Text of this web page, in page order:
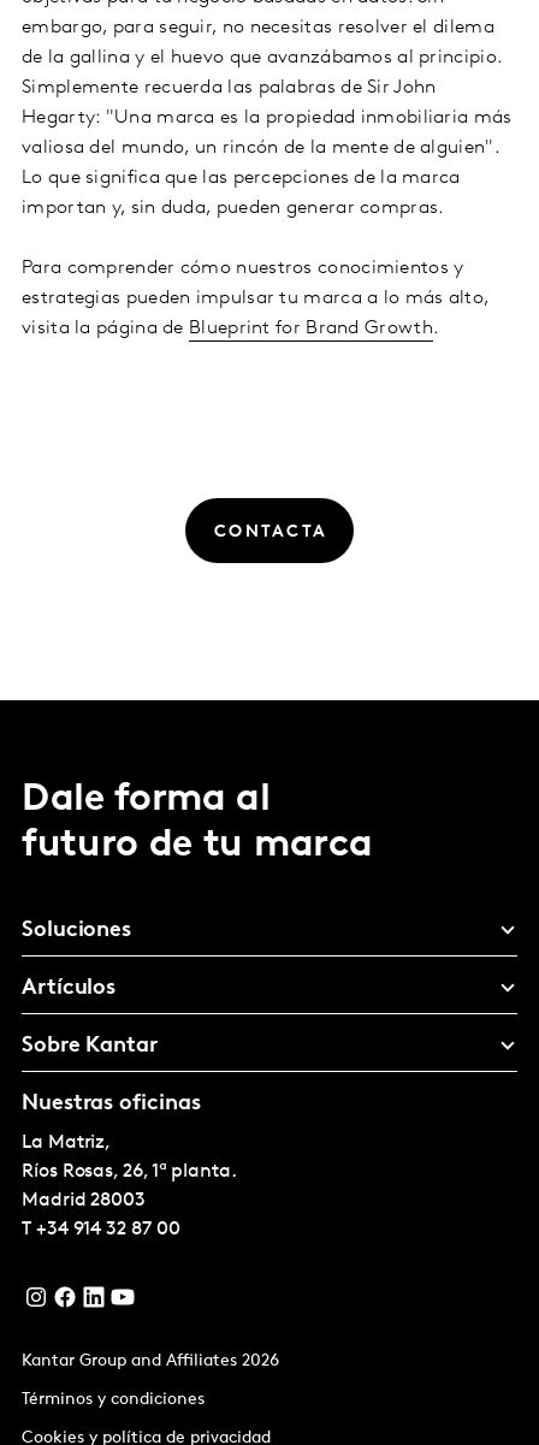
embargo, para seguir, no necesitas resolver el dilema
de la gallina y el huevo que avanzábamos al principio.
Simplemente recuerda las palabras de Sir John
Hegarty: "Una marca es la propiedad inmobiliaria más
valiosa del mundo, un rincón de la mente de alguien".
Lo que significa que las percepciones de la marca
importan y, sin duda, pueden generar compras.
Para comprender cómo nuestros conocimientos y
estrategias pueden impulsar tu marca a lo más alto,
visita la página de Blueprint for Brand Growth.
CONTACTA
Dale forma al
futuro de tu marca
Soluciones
Artículos
Sobre Kantar
Nuestras oficinas
La Matriz,
Ríos Rosas, 26, 1ª planta.
Madrid 28003
T +34 914 32 87 00
Kantar Group and Affiliates 2026
Términos y condiciones
Cookies y política de privacidad